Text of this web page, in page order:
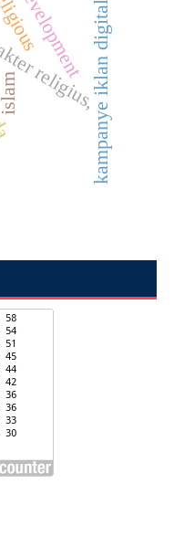
religius,kampanye iklan digital
islam
development